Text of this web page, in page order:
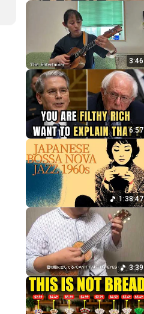
3:46
6:57
1:38:47
3:39